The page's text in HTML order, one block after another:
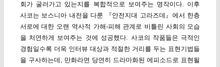
회가 굴러가고 있는지를 복합적으로 보여주는 명작이다. 이후
사코는 보스니아 내전을 다룬 『안전지대 고라즈데』에서 한층
서로에 대한 오랜 역사적 가해-피해 관계로 비틀린 사회의 모습
을 처연하게 보여주는 것에 성공했다. 사코의 작품들은 극적인
경험일수록 더욱 인터뷰 대상과 적절한 거리를 두는 표현기법들
을 구사하는데, 만화라면 당연히 드라마화된 에피소드로 표현될